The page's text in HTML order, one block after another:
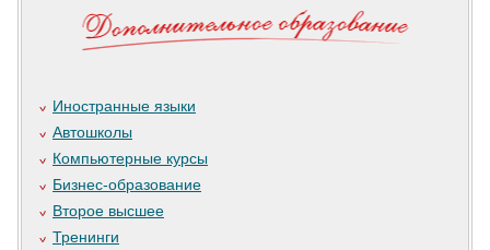
Иностранные языки
Автошколы
Компьютерные курсы
Бизнес-образование
Второе высшее
Тренинги